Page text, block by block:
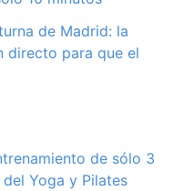
de Madrid: la
directo para que el
de sólo 3
Yoga y Pilates